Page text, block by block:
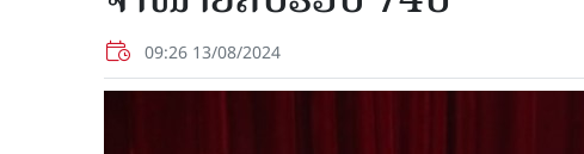
09:26 13/08/2024